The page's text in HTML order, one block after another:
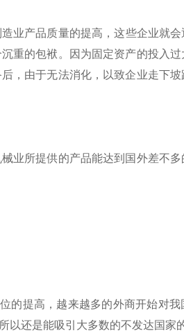
造业产品质量的提高，这些企业就
重的包袱。因为固定资产的投入
，由于无法消化，以致企业走下
所提供的产品能达到国外差不多
提高，越来越多的外商开始对我
还是能吸引大多数的不发达国家